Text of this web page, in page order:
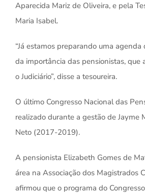
Aparecida Mariz de Oliveira, e pela
Maria Isabel.
“Já estamos preparando uma agenda
da importância das pensionistas, que
o Judiciário”, disse a tesoureira.
O último Congresso Nacional das
realizado durante a gestão de Jayme
Neto (2017-2019).
A pensionista Elizabeth Gomes de
área na Associação dos Magistrados
afirmou que o programa do